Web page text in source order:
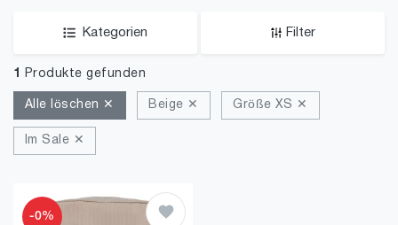
Kategorien Filter
1 Produkte gefunden
Alle löschen ✕ Beige ✕ Größe XS ✕
Im Sale ✕
-0%